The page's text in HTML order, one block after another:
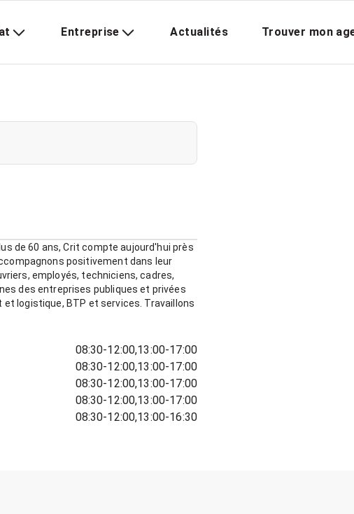
Entreprise Actualités Trouver mon
de 60 ans, Crit compte aujourd'hui près
positivement dans leur
employés, techniciens, cadres,
des entreprises publiques et privées
logistique, BTP et services. Travaillons
08:30-12:00,13:00-17:00
08:30-12:00,13:00-17:00
08:30-12:00,13:00-17:00
08:30-12:00,13:00-17:00
08:30-12:00,13:00-16:30